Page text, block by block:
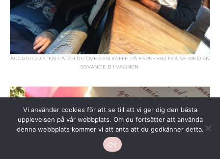
AUGUSTI 2014. EN CATCH UP ÖVER EN KAFFE PÅ ESPRESSO HOUSE MED EN
SOVANDE B I VAGNEN.
Vi använder cookies för att se till att vi ger dig den bästa
upplevelsen på vår webbplats. Om du fortsätter att använda
denna webbplats kommer vi att anta att du godkänner detta.
Ok